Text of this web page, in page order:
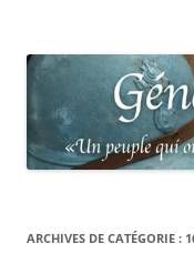
ARCHIVES DE CATÉGORIE :